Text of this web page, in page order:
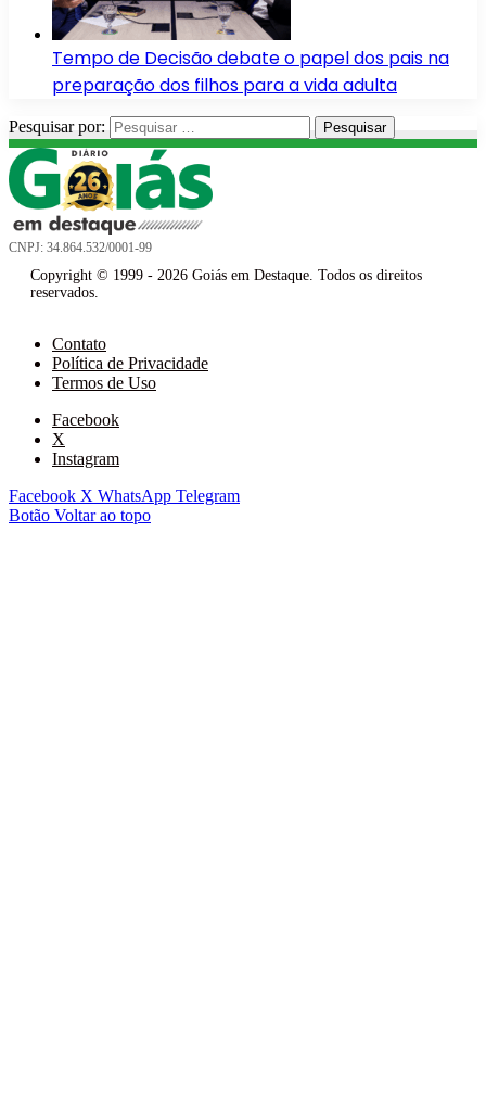
Tempo de Decisão debate o papel dos pais na
preparação dos filhos para a vida adulta
Pesquisar por:
CNPJ: 34.864.532/0001-99
Copyright © 1999 - 2026 Goiás em Destaque. Todos os direitos
reservados.
Contato
Política de Privacidade
Termos de Uso
Facebook
X
Instagram
Facebook X WhatsApp Telegram
Botão Voltar ao topo